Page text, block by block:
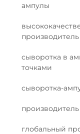
ампулы
сыворотка в
точками
сыворотка-
глобальный